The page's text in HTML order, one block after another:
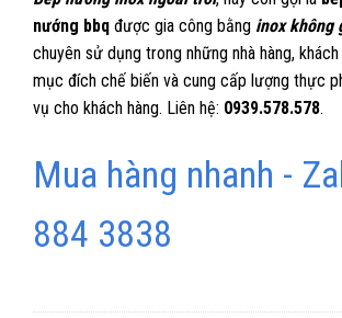
nướng bbq được gia công bằng inox không
chuyên sử dụng trong những nhà hàng,
mục đích chế biến và cung cấp lượng thực
vụ cho khách hàng. Liên hệ: 0939.578.578.
Mua hàng nhanh -
884 3838